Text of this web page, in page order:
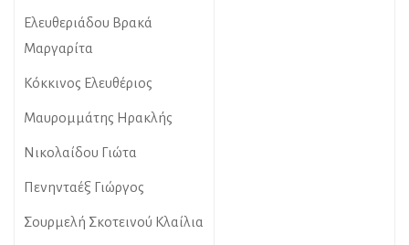
Ελευθεριάδου Βρακά
Μαργαρίτα
Κόκκινος Ελευθέριος
Μαυρομμάτης Ηρακλής
Νικολαίδου Γιώτα
Πενηνταέξ Γιώργος
Σουρμελή Σκοτεινού Κλαίλια